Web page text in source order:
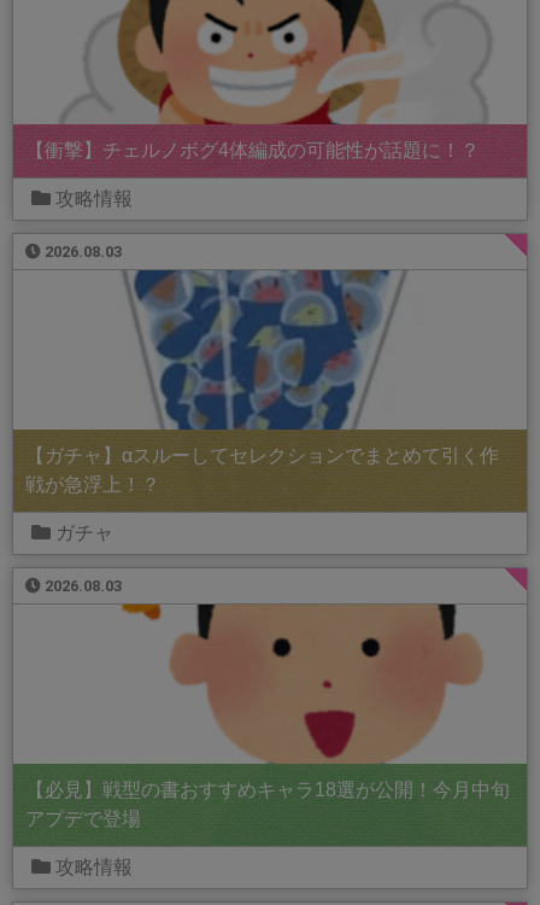
【衝撃】チェルノボグ4体編成の可能性が話題に！？
攻略情報
2026.08.03
【ガチャ】αスルーしてセレクションでまとめて引く作
戦が急浮上！？
ガチャ
2026.08.03
【必見】戦型の書おすすめキャラ18選が公開！今月中旬
アプデで登場
攻略情報